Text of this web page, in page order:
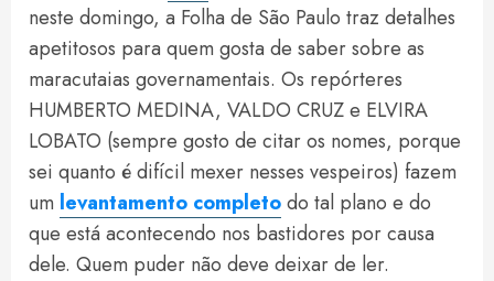
neste domingo, a Folha de São Paulo traz detalhes
apetitosos para quem gosta de saber sobre as
maracutaias governamentais. Os repórteres
HUMBERTO MEDINA, VALDO CRUZ e ELVIRA
LOBATO (sempre gosto de citar os nomes, porque
sei quanto é difícil mexer nesses vespeiros) fazem
um levantamento completodo tal plano e do
que está acontecendo nos bastidores por causa
dele. Quem puder não deve deixar de ler.